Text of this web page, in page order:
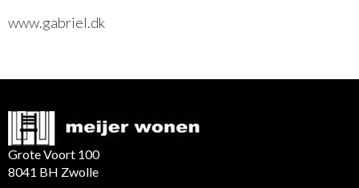
www.gabriel.dk
Grote Voort 100
8041 BH Zwolle